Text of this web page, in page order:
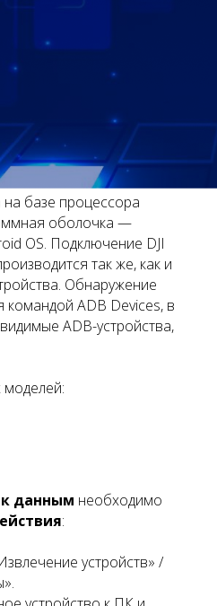
базе процессора
оболочка —
OS. Подключение DJI
так же, как и
Обнаружение
командой ADB Devices, в
ADB-устройства,
к данным необходимо
:
устройств» /